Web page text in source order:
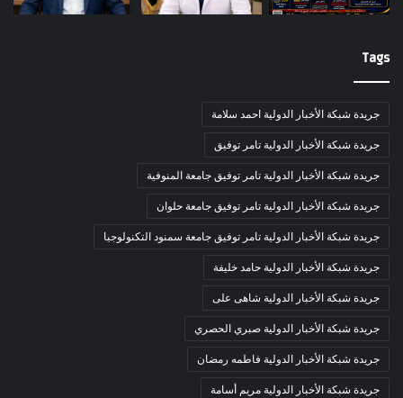
Tags
جريدة شبكة الأخبار الدولية احمد سلامة
جريدة شبكة الأخبار الدولية تامر توفيق
جريدة شبكة الأخبار الدولية تامر توفيق جامعة المنوفية
جريدة شبكة الأخبار الدولية تامر توفيق جامعة حلوان
جريدة شبكة الأخبار الدولية تامر توفيق جامعة سمنود التكنولوجيا
جريدة شبكة الأخبار الدولية حامد خليفة
جريدة شبكة الأخبار الدولية شاهى على
جريدة شبكة الأخبار الدولية صبري الحصري
جريدة شبكة الأخبار الدولية فاطمه رمضان
جريدة شبكة الأخبار الدولية مريم أسامة